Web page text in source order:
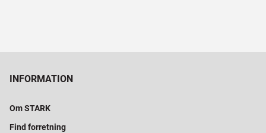
INFORMATION
Om STARK
Find forretning